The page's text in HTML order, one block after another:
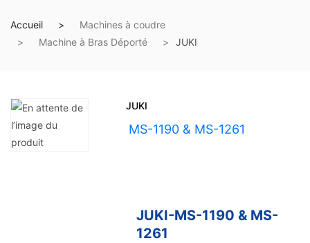
Accueil
Machines à coudre
Machine à Bras Déporté
JUKI
JUKI
MS-1190 & MS-1261
JUKI-MS-1190 & MS-
1261